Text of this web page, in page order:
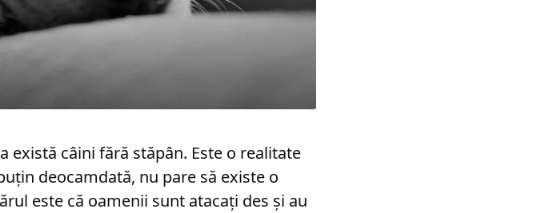
există câini fără stăpân. Este o realitate
deocamdată, nu pare să existe o
este că oamenii sunt atacați des și au